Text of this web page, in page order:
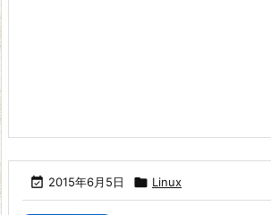
 2015年6月5日  Linux